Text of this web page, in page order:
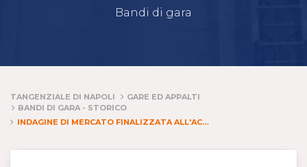
Bandi di gara
TANGENZIALE DI NAPOLI
GARE ED APPALTI
BANDI DI GARA - STORICO
INDAGINE DI MERCATO FINALIZZATA ALL'ACQUISIZIONE DI MANIFESTAZIONI DI INTERESSE NELL'AMBITO DI PROCEDURA NEGOZIATA, SENZA PREVIA PUBBLICAZIONE DI BANDO DI GARA, AI SENSI DELL'ART. 36 COMMA 2 LETT. C) DEL D. LGS. 50/2016 E S.M.I., PER IL CONFERIMENTO IN APPALTO DEI "LAVORI DI RIPRISTINO DEL CALCESTRUZZO AMMALORATO DEI CORDOLI LATERALI SUI VIADOTTI E CAVALCAVIA"